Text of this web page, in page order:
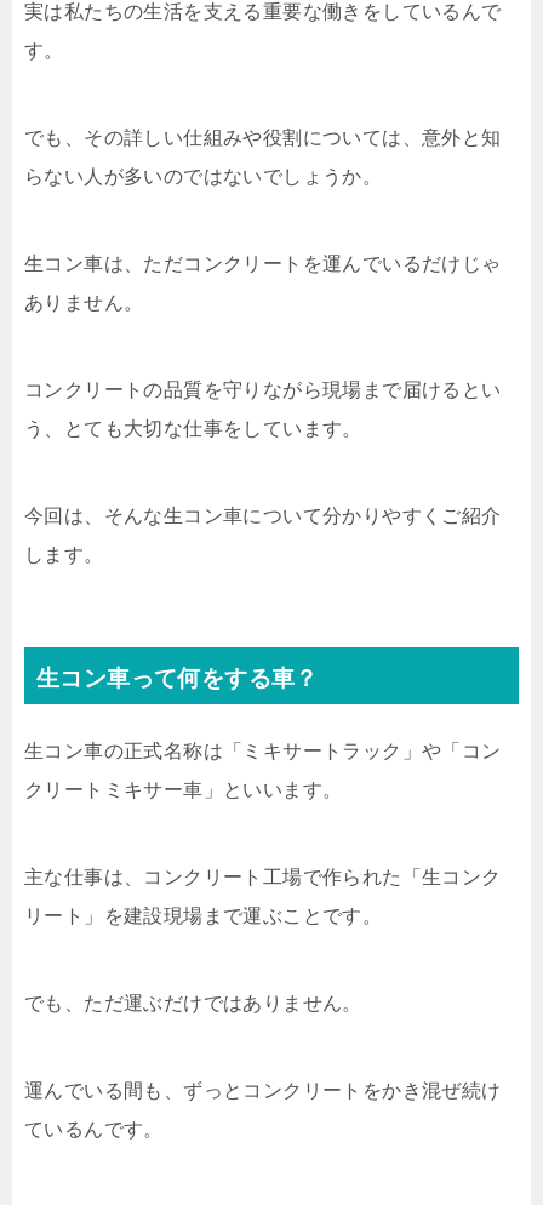
実は私たちの生活を支える重要な働きをしているんで
す。
でも、その詳しい仕組みや役割については、意外と知
らない人が多いのではないでしょうか。
生コン車は、ただコンクリートを運んでいるだけじゃ
ありません。
コンクリートの品質を守りながら現場まで届けるとい
う、とても大切な仕事をしています。
今回は、そんな生コン車について分かりやすくご紹介
します。
生コン車って何をする車？
生コン車の正式名称は「ミキサートラック」や「コン
クリートミキサー車」といいます。
主な仕事は、コンクリート工場で作られた「生コンク
リート」を建設現場まで運ぶことです。
でも、ただ運ぶだけではありません。
運んでいる間も、ずっとコンクリートをかき混ぜ続け
ているんです。